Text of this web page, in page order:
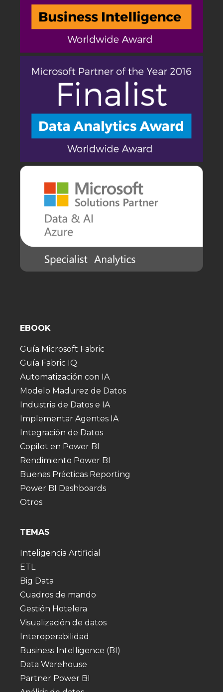
EBOOK
Guía Microsoft Fabric
Guía Fabric IQ
Automatización con IA
Modelo Madurez de Datos
Industria de Datos e IA
Implementar Agentes IA
Integración de Datos
Copilot en Power BI
Rendimiento Power BI
Buenas Prácticas Reporting
Power BI Dashboards
Otros
TEMAS
Inteligencia Artificial
ETL
Big Data
Cuadros de mando
Gestión Hotelera
Visualización de datos
Interoperabilidad
Business Intelligence (BI)
Data Warehouse
Partner Power BI